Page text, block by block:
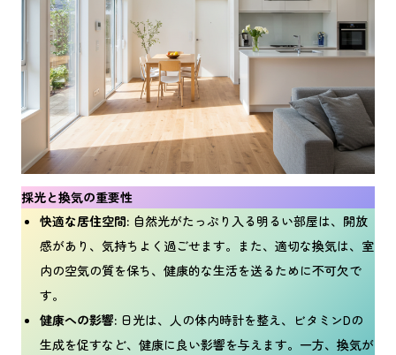
採光と換気の重要性
快適な居住空間: 自然光がたっぷり入る明るい部屋は、開放
感があり、気持ちよく過ごせます。また、適切な換気は、室
内の空気の質を保ち、健康的な生活を送るために不可欠で
す。
健康への影響: 日光は、人の体内時計を整え、ビタミンDの
生成を促すなど、健康に良い影響を与えます。一方、換気が